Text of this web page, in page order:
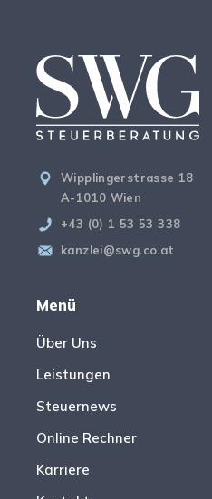
Wipplingerstrasse 18
A-1010 Wien
+43 (0) 1 53 53 338
kanzlei@swg.co.at
Menü
Über Uns
Leistungen
Steuernews
Online Rechner
Karriere